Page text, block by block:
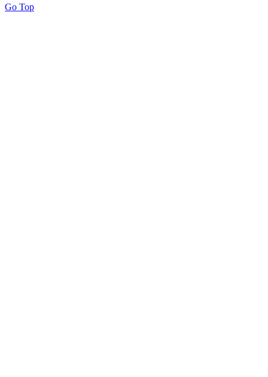
Go Top